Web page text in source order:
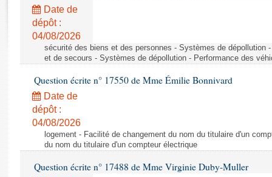
Rapports législatifs
Rapports sur l'application des lois
Baromètre de l’application des lois
Dossiers législatifs
Budget et sécurité sociale
Questions écrites et orales
Comptes rendus des débats
Date de
dépôt :
04/08/2026
sécurité des biens et des personnes - Systèmes de dépollution
et de secours - Systèmes de dépollution - Performance des
Question écrite n° 17550 de Mme Émilie Bonnivard
Date de
dépôt :
04/08/2026
logement - Facilité de changement du nom du titulaire d'un
du nom du titulaire d'un compteur électrique
Question écrite n° 17488 de Mme Virginie Duby-Muller